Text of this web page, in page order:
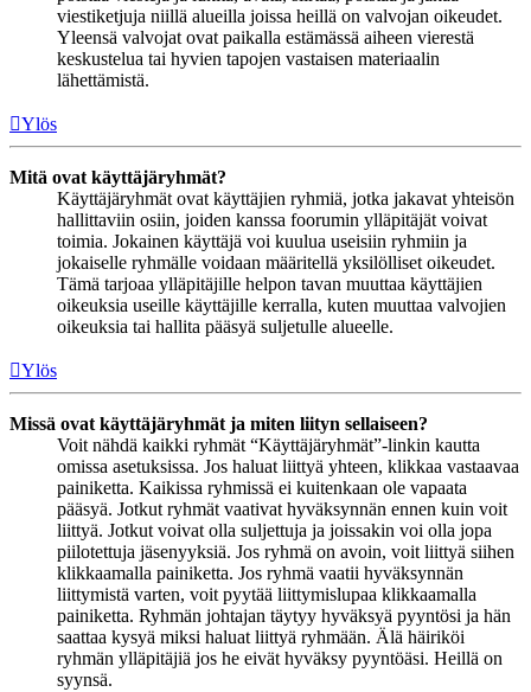
viestiketjuja niillä alueilla joissa heillä on valvojan oikeudet.
Yleensä valvojat ovat paikalla estämässä aiheen vierestä
keskustelua tai hyvien tapojen vastaisen materiaalin
lähettämistä.
Ylös
Mitä ovat käyttäjäryhmät?
Käyttäjäryhmät ovat käyttäjien ryhmiä, jotka jakavat yhteisön
hallittaviin osiin, joiden kanssa foorumin ylläpitäjät voivat
toimia. Jokainen käyttäjä voi kuulua useisiin ryhmiin ja
jokaiselle ryhmälle voidaan määritellä yksilölliset oikeudet.
Tämä tarjoaa ylläpitäjille helpon tavan muuttaa käyttäjien
oikeuksia useille käyttäjille kerralla, kuten muuttaa valvojien
oikeuksia tai hallita pääsyä suljetulle alueelle.
Ylös
Missä ovat käyttäjäryhmät ja miten liityn sellaiseen?
Voit nähdä kaikki ryhmät “Käyttäjäryhmät”-linkin kautta
omissa asetuksissa. Jos haluat liittyä yhteen, klikkaa vastaavaa
painiketta. Kaikissa ryhmissä ei kuitenkaan ole vapaata
pääsyä. Jotkut ryhmät vaativat hyväksynnän ennen kuin voit
liittyä. Jotkut voivat olla suljettuja ja joissakin voi olla jopa
piilotettuja jäsenyyksiä. Jos ryhmä on avoin, voit liittyä siihen
klikkaamalla painiketta. Jos ryhmä vaatii hyväksynnän
liittymistä varten, voit pyytää liittymislupaa klikkaamalla
painiketta. Ryhmän johtajan täytyy hyväksyä pyyntösi ja hän
saattaa kysyä miksi haluat liittyä ryhmään. Älä häiriköi
ryhmän ylläpitäjiä jos he eivät hyväksy pyyntöäsi. Heillä on
syynsä.